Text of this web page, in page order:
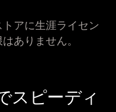
アに生涯ライセン
ありません。
スピーディ